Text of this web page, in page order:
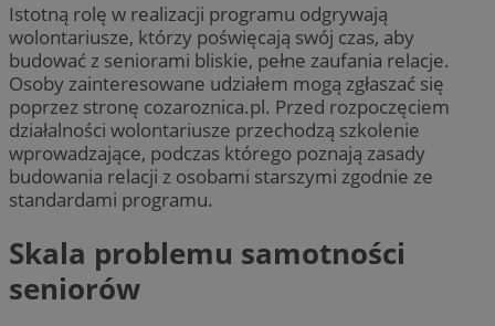
Istotną rolę w realizacji programu odgrywają
wolontariusze, którzy poświęcają swój czas, aby
budować z seniorami bliskie, pełne zaufania relacje.
Osoby zainteresowane udziałem mogą zgłaszać się
poprzez stronę cozaroznica.pl. Przed rozpoczęciem
działalności wolontariusze przechodzą szkolenie
wprowadzające, podczas którego poznają zasady
budowania relacji z osobami starszymi zgodnie ze
standardami programu.
Skala problemu samotności
seniorów